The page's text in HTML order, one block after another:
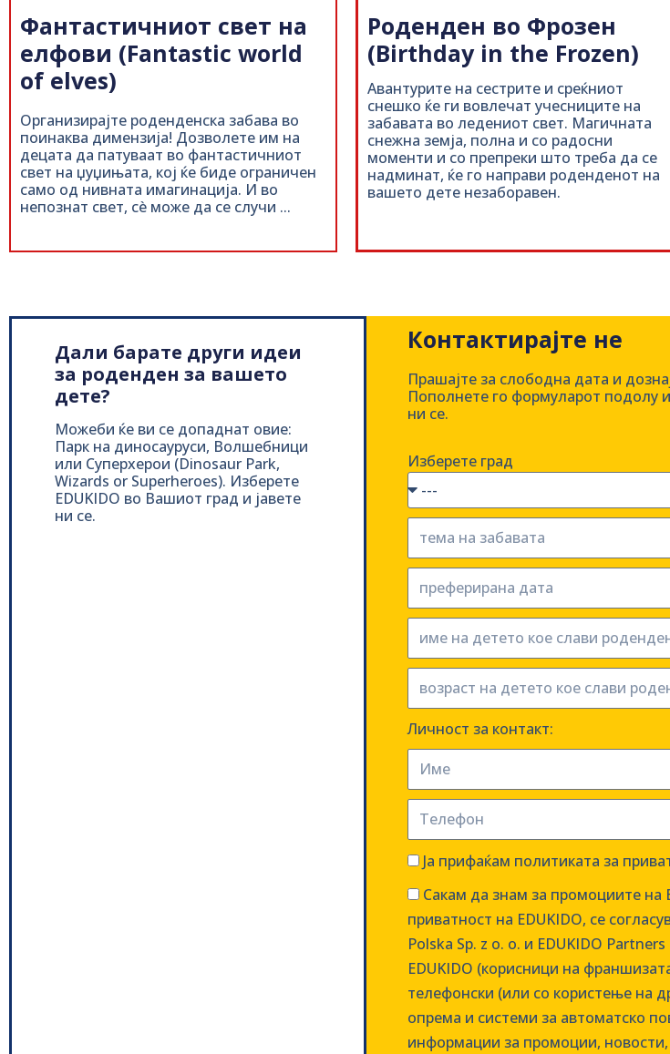
Фантастичниот свет на
елфови (Fantastic world
of elves)
Организирајте роденденска забава во
поинаква димензија! Дозволете им на
децата да патуваат во фантастичниот
свет на џуџињата, кој ќе биде ограничен
само од нивната имагинација. И во
непознат свет, сè може да се случи ...
Роденден во Фрозен
(Birthday in the Frozen)
Авантурите на сестрите и среќниот
снешко ќе ги вовлечат учесниците на
забавата во ледениот свет. Магичната
снежна земја, полна и со радосни
моменти и со препреки што треба да се
надминат, ќе го направи роденденот на
вашето дете незаборавен.
Дали барате други идеи
за роденден за вашето
дете?
Можеби ќе ви се допаднат овие:
Парк на диносауруси, Волшебници
или Суперхерои (Dinosaur Park,
Wizards or Superheroes). Изберете
EDUKIDO во Вашиот град и јавете
ни се.
Контактирајте не
Прашајте за слободна дата и
Пополнете го формуларот подолу
ни се.
Изберете град
Личност за контакт:
Ја прифаќам политиката за
Сакам да знам за промоциите на
приватност на EDUKIDO, се
Polska Sp. z o. о. и EDUKIDO
EDUKIDO (корисници на
телефонски (или со користење на
опрема и системи за автоматско
информации за промоции, новости,